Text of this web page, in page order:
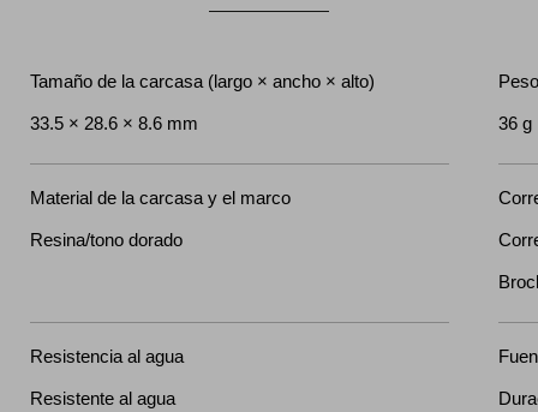
Tamaño de la carcasa (largo × ancho × alto)
33.5 × 28.6 × 8.6 mm
Peso
36 g
Material de la carcasa y el marco
Resina/tono dorado
Resistencia al agua
Resistente al agua